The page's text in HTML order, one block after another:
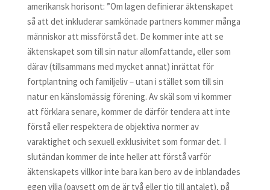
amerikansk horisont: ”Om lagen definierar äktenskapet
så att det inkluderar samkönade partners kommer många
människor att missförstå det. De kommer inte att se
äktenskapet som till sin natur allomfattande, eller som
därav (tillsammans med mycket annat) inrättat för
fortplantning och familjeliv – utan i stället som till sin
natur en känslomässig förening. Av skäl som vi kommer
att förklara senare, kommer de därför tendera att inte
förstå eller respektera de objektiva normer av
varaktighet och sexuell exklusivitet som formar det. I
slutändan kommer de inte heller att förstå varför
äktenskapets villkor inte bara kan bero av de inblandades
egen vilja (oavsett om de är två eller tio till antalet), på